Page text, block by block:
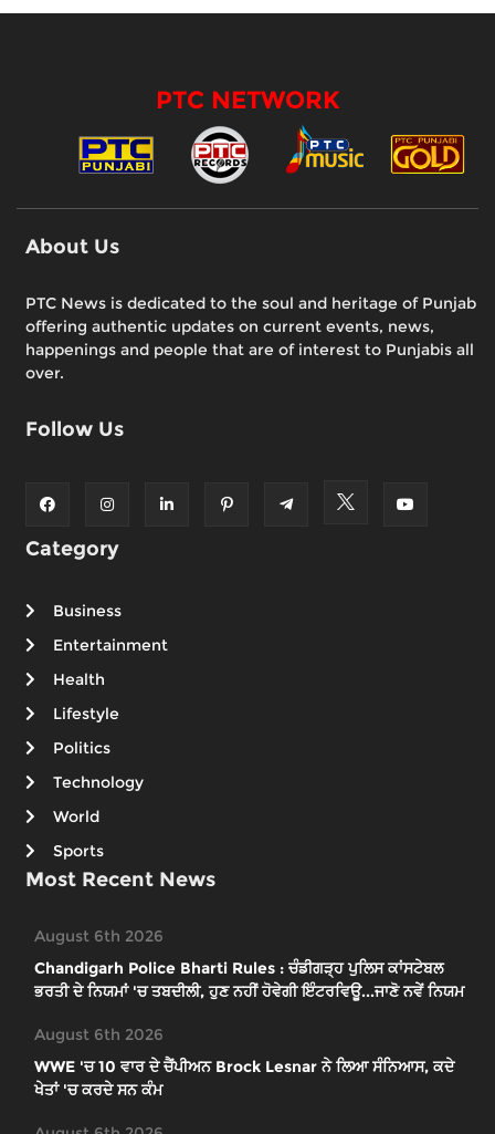
PTC NETWORK
About Us
PTC News is dedicated to the soul and heritage of Punjab
offering authentic updates on current events, news,
happenings and people that are of interest to Punjabis all
over.
Follow Us
Category
Business
Entertainment
Health
Lifestyle
Politics
Technology
World
Sports
Most Recent News
August 6th 2026
Chandigarh Police Bharti Rules : ਚੰਡੀਗੜ੍ਹ ਪੁਲਿਸ ਕਾਂਸਟੇਬਲ
ਭਰਤੀ ਦੇ ਨਿਯਮਾਂ 'ਚ ਤਬਦੀਲੀ, ਹੁਣ ਨਹੀਂ ਹੋਵੇਗੀ ਇੰਟਰਵਿਊ...ਜਾਣੋ ਨਵੇਂ ਨਿਯਮ
August 6th 2026
WWE 'ਚ 10 ਵਾਰ ਦੇ ਚੈਂਪੀਅਨ Brock Lesnar ਨੇ ਲਿਆ ਸੰਨਿਆਸ, ਕਦੇ
ਖੇਤਾਂ 'ਚ ਕਰਦੇ ਸਨ ਕੰਮ